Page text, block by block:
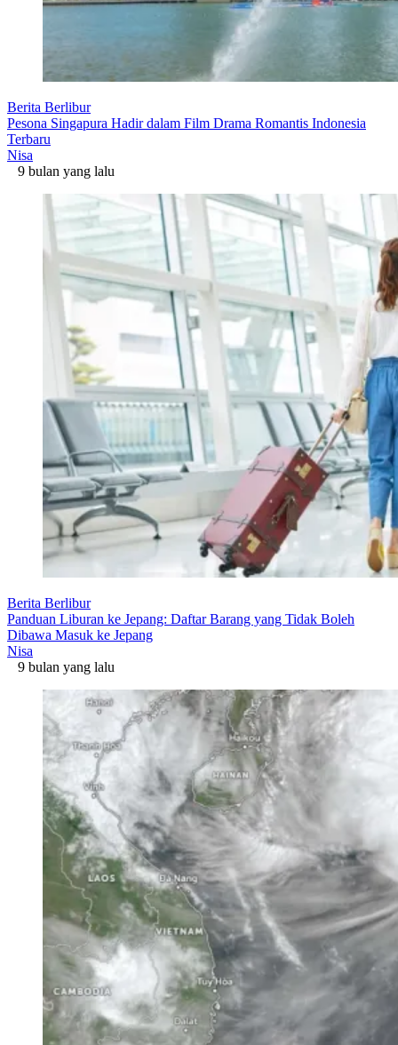
Berita Berlibur
Pesona Singapura Hadir dalam Film Drama Romantis Indonesia
Terbaru
Nisa
9 bulan yang lalu
Berita Berlibur
Panduan Liburan ke Jepang: Daftar Barang yang Tidak Boleh
Dibawa Masuk ke Jepang
Nisa
9 bulan yang lalu